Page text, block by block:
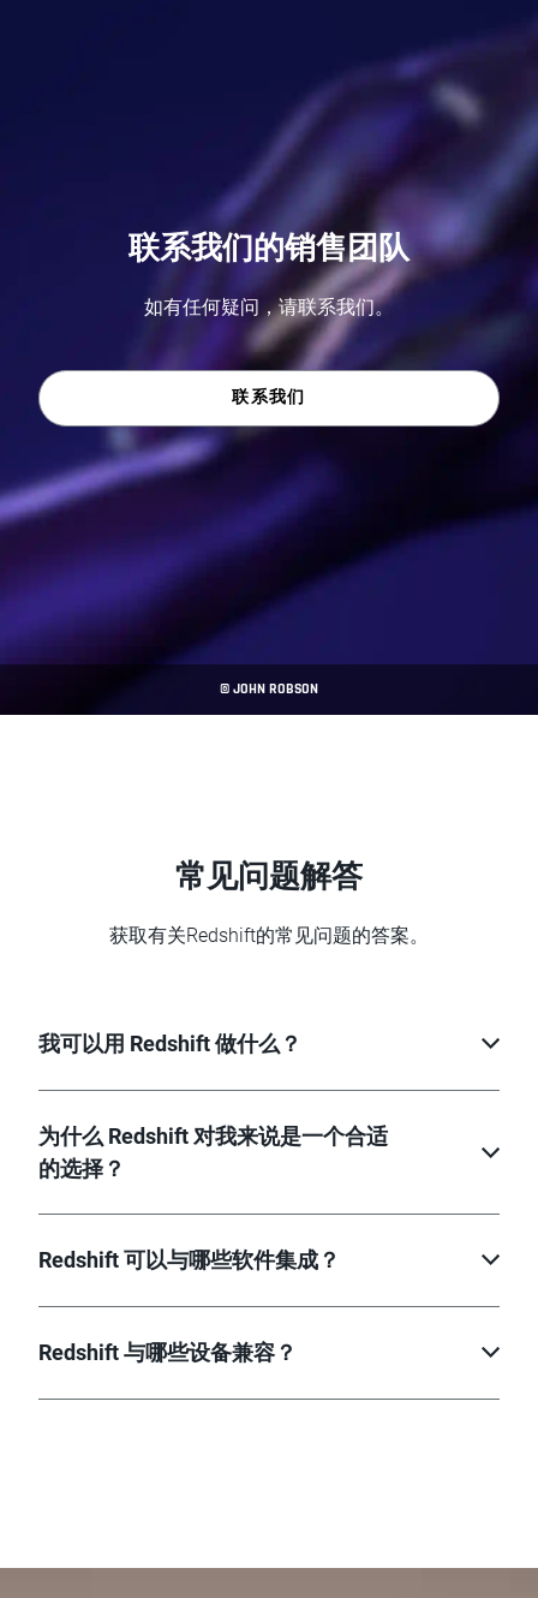
© JOHN ROBSON
联系我们的销售团队
如有任何疑问，请联系我们。
联系我们
常见问题解答
获取有关Redshift的常见问题的答案。
我可以用 Redshift 做什么？
为什么 Redshift 对我来说是一个合适
的选择？
Redshift 可以与哪些软件集成？
Redshift 与哪些设备兼容？